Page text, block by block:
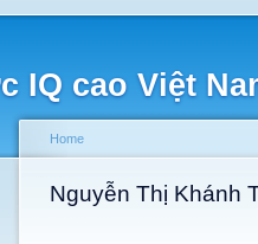
IQ cao Việt
Home
Nguyễn Thị Khánh